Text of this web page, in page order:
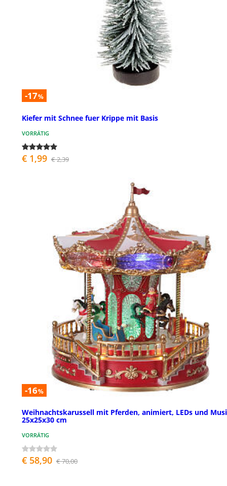
-17%
Kiefer mit Schnee fuer Krippe mit Basis
VORRÄTIG
€ 1,99 € 2,39
-16%
Weihnachtskarussell mit Pferden, animiert, LEDs und
25x25x30 cm
VORRÄTIG
€ 58,90 € 70,00